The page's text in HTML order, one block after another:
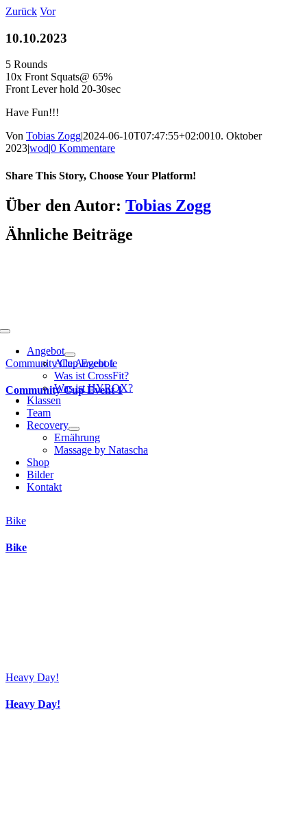
Zum
springen
Toggle
NavigationAngebot
Alle Angebote
Was ist CrossFit?
Was ist HYROX?
Klassen
Team
Recovery
Ernährung
Massage by Natascha
Shop
Bilder
Kontakt
Zurück Vor
10.10.2023
5 Rounds
10x Front Squats@ 65%
Front Lever hold 20-30sec
Have Fun!!!
Von Tobias Zogg|2024-06-10T07:47:55+02:0010. Oktober
2023|wod|0 Kommentare
Share This Story, Choose Your Platform!
Facebook
LinkedIn
WhatsApp
Telegram
Tumblr
Pinterest
Vk
Xing
E-
Mail
Über den Autor: Tobias Zogg
Ähnliche Beiträge
Community Cup Event 1
Community Cup Event 1
Bike
Bike
Heavy Day!
Heavy Day!